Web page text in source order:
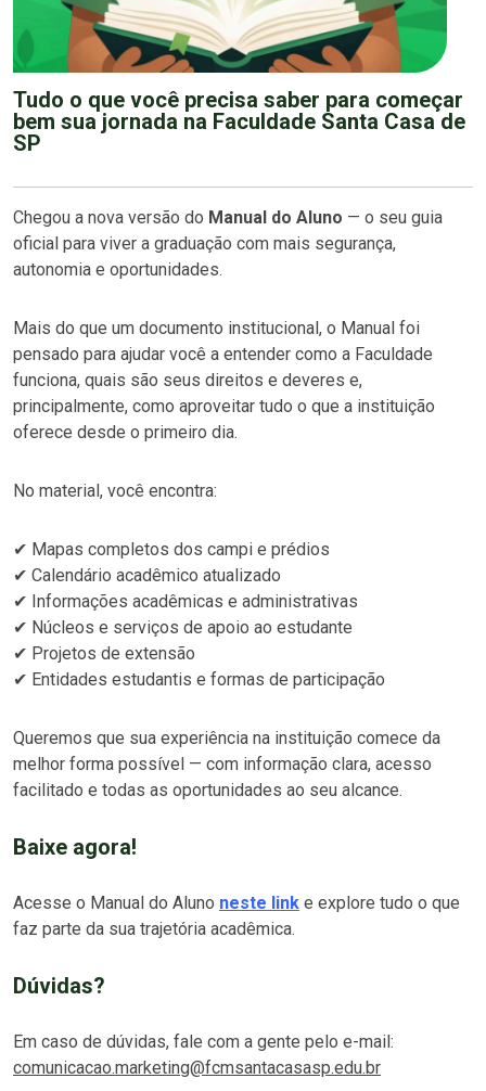
Tudo o que você precisa saber para começar
bem sua jornada na Faculdade Santa Casa de
SP
Chegou a nova versão do Manual do Aluno — o seu guia
oficial para viver a graduação com mais segurança,
autonomia e oportunidades.
Mais do que um documento institucional, o Manual foi
pensado para ajudar você a entender como a Faculdade
funciona, quais são seus direitos e deveres e,
principalmente, como aproveitar tudo o que a instituição
oferece desde o primeiro dia.
No material, você encontra:
✔ Mapas completos dos campi e prédios
✔ Calendário acadêmico atualizado
✔ Informações acadêmicas e administrativas
✔ Núcleos e serviços de apoio ao estudante
✔ Projetos de extensão
✔ Entidades estudantis e formas de participação
Queremos que sua experiência na instituição comece da
melhor forma possível — com informação clara, acesso
facilitado e todas as oportunidades ao seu alcance.
Baixe agora!
Acesse o Manual do Aluno neste link e explore tudo o que
faz parte da sua trajetória acadêmica.
Dúvidas?
Em caso de dúvidas, fale com a gente pelo e-mail:
comunicacao.marketing@fcmsantacasasp.edu.br